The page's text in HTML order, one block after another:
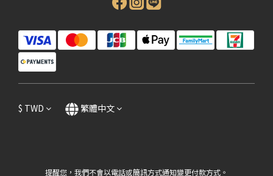
$ TWD 繁體中文
提醒您，我們不會以電話或簡訊方式通知變更付款方式。